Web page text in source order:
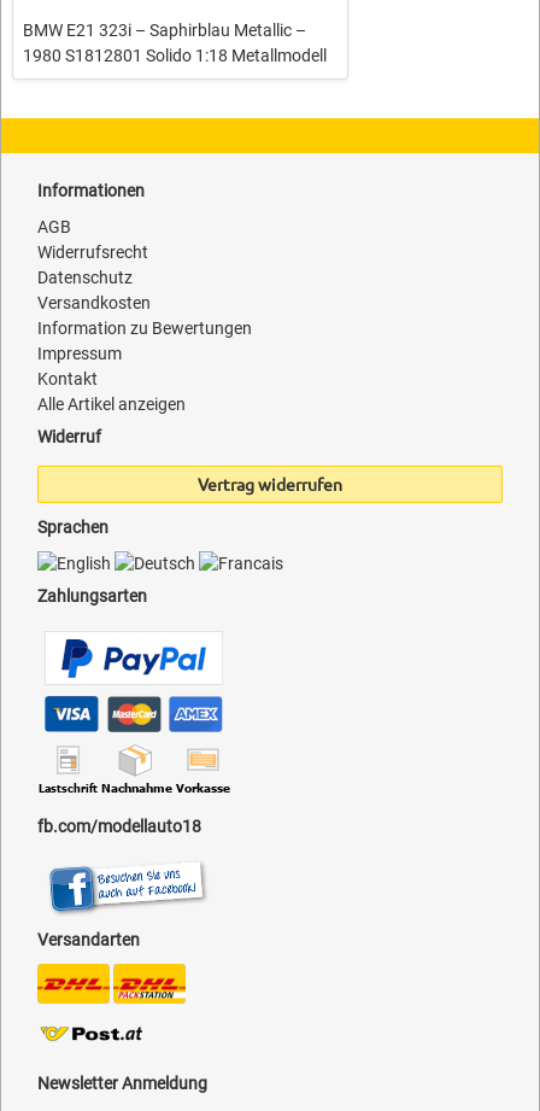
BMW E21 323i – Saphirblau Metallic –
1980 S1812801 Solido 1:18 Metallmodell
Informationen
AGB
Widerrufsrecht
Datenschutz
Versandkosten
Information zu Bewertungen
Impressum
Kontakt
Alle Artikel anzeigen
Widerruf
Vertrag widerrufen
Sprachen
Zahlungsarten
fb.com/modellauto18
Versandarten
Newsletter Anmeldung